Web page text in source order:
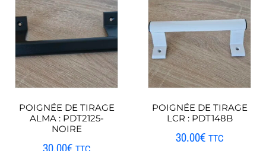
POIGNÉE DE TIRAGE
ALMA : PDT2125-
NOIRE
30.00€ TTC
POIGNÉE DE TIRAGE
LCR : PDT148B
30.00€ TTC